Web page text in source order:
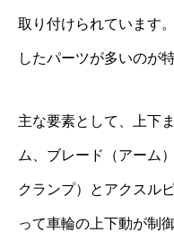
取り付けられています
したパーツが多いのが
主な要素として、上下
ム、ブレード（アーム
クランプ）とアクスル
って車輪の上下動が制